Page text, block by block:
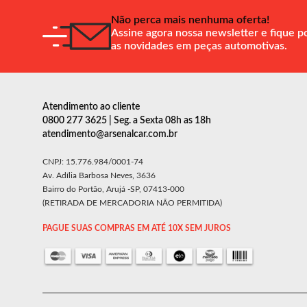
Não perca mais nenhuma oferta!
Assine agora nossa newsletter e fique
as novidades em peças automotivas.
Atendimento ao cliente
0800 277 3625 | Seg. a Sexta 08h as 18h
atendimento@arsenalcar.com.br
CNPJ: 15.776.984/0001-74
Av. Adília Barbosa Neves, 3636
Bairro do Portão, Arujá -SP, 07413-000
(RETIRADA DE MERCADORIA NÃO PERMITIDA)
PAGUE SUAS COMPRAS EM ATÉ 10X SEM JUROS